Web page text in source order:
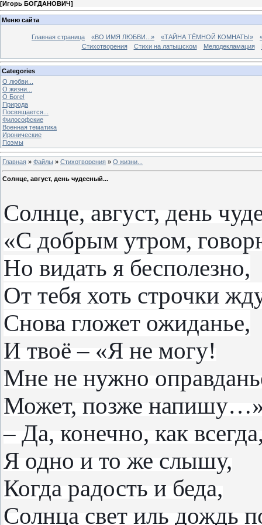
[Игорь БОГДАНОВИЧ]
Меню сайта
Главная страница «ВО ИМЯ ЛЮБВИ...» «ТАЙНА ТЁМНОЙ КОМНАТЫ»
Стихотворения
Стихи на латышском Мелодекламация
Categories
О любви...
О жизни...
О Боге!
Природа
Посвящается...
Философские
Военная тематика
Иронические
Поэмы
Главная » Файлы » Стихотворения » О жизни...
Солнце, август, день чудесный...
Солнце, август, день
«С добрым утром,
Но видать я бесполезно,
От тебя хоть строчки
Снова гложет ожиданье,
И твоё – «Я не могу!
Мне не нужно
Может, позже
– Да, конечно, как
Я одно и то же слышу,
Когда радость и беда,
Солнца свет иль дождь